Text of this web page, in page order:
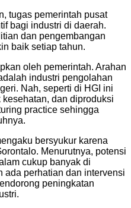
tugas pemerintah pusat
bagi industri di daerah.
dan pengembangan
baik setiap tahun.
oleh pemerintah. Arahan
industri pengolahan
Nah, seperti di HGI ini
dan diproduksi
practice sehingga
bersyukur karena
Menurutnya, potensi
cukup banyak di
ada perhatian dan intervensi
peningkatan